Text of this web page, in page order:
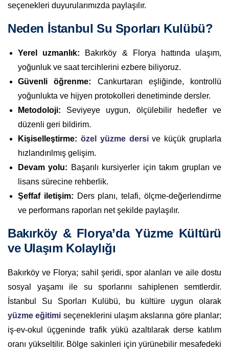
seçenekleri duyurularımızda paylaşılır.
Neden İstanbul Su Sporları Kulübü?
Yerel uzmanlık: Bakırköy & Florya hattında ulaşım,
yoğunluk ve saat tercihlerini ezbere biliyoruz.
Güvenli öğrenme: Cankurtaran eşliğinde, kontrollü
yoğunlukta ve hijyen protokolleri denetiminde dersler.
Metodoloji: Seviyeye uygun, ölçülebilir hedefler ve
düzenli geri bildirim.
Kişiselleştirme: özel yüzme dersive küçük gruplarla
hızlandırılmış gelişim.
Devam yolu: Başarılı kursiyerler için takım grupları ve
lisans sürecine rehberlik.
Şeffaf iletişim: Ders planı, telafi, ölçme-değerlendirme
ve performans raporları net şekilde paylaşılır.
Bakırköy & Florya’da Yüzme Kültürü
ve Ulaşım Kolaylığı
Bakırköy ve Florya; sahil şeridi, spor alanları ve aile dostu
sosyal yaşamı ile su sporlarını sahiplenen semtlerdir.
İstanbul Su Sporları Kulübü, bu kültüre uygun olarak
yüzme eğitimi seçeneklerini ulaşım akslarına göre planlar;
iş-ev-okul üçgeninde trafik yükü azaltılarak derse katılım
oranı yükseltilir. Bölge sakinleri için yürünebilir mesafedeki